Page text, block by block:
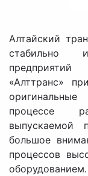
Алтайский
стабильно
предприятий
«Алттранс»
процессе
выпускаемой
большое
процессов
оборудованием.